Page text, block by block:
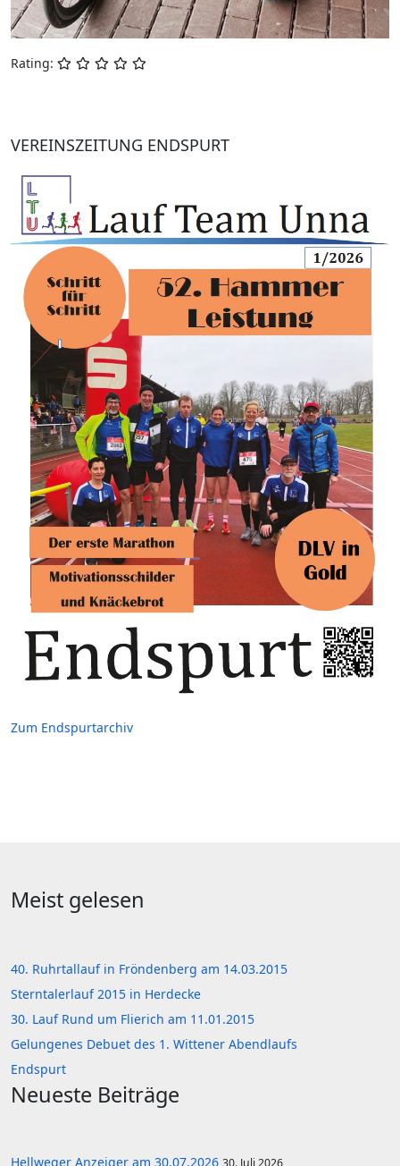
Rating:
VEREINSZEITUNG ENDSPURT
Zum Endspurtarchiv
Meist gelesen
40. Ruhrtallauf in Fröndenberg am 14.03.2015
Sterntalerlauf 2015 in Herdecke
30. Lauf Rund um Flierich am 11.01.2015
Gelungenes Debuet des 1. Wittener Abendlaufs
Endspurt
Neueste Beiträge
Hellweger Anzeiger am 30.07.2026 30. Juli 2026